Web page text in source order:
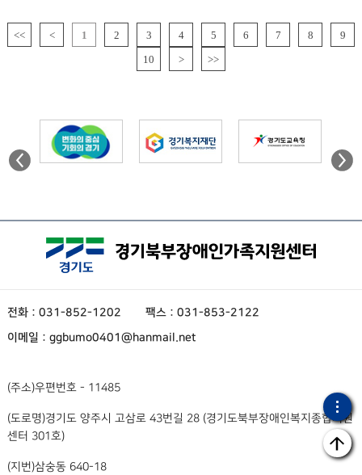
<< < 1 2 3 4 5 6 7 8
9
10
> >>
전화 : 031-852-1202
팩스 : 031-853-2122
이메일 : ggbumo0401@hanmail.net
(주소)우편번호 - 11485
(도로명)경기도 양주시 고삼로 43번길 28 (경기도북부장애인복지종합지원
센터 301호)
(지번)삼숭동 640-18